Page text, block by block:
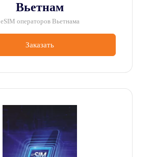
Вьетнам
eSIM операторов Вьетнама
Заказать